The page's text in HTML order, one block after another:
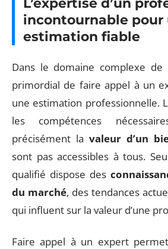
incontournable pour
estimation fiable
Dans le domaine complexe de
primordial de faire appel à un
une estimation professionnelle.
les compétences
précisément la valeur d’un
sont pas accessibles à tous.
qualifié dispose des
du marché, des tendances
qui influent sur la valeur d’une
Faire appel à un expert